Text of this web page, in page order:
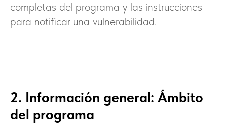
completas del programa y las instrucciones
para notificar una vulnerabilidad.
2. Información general: Ámbito
del programa